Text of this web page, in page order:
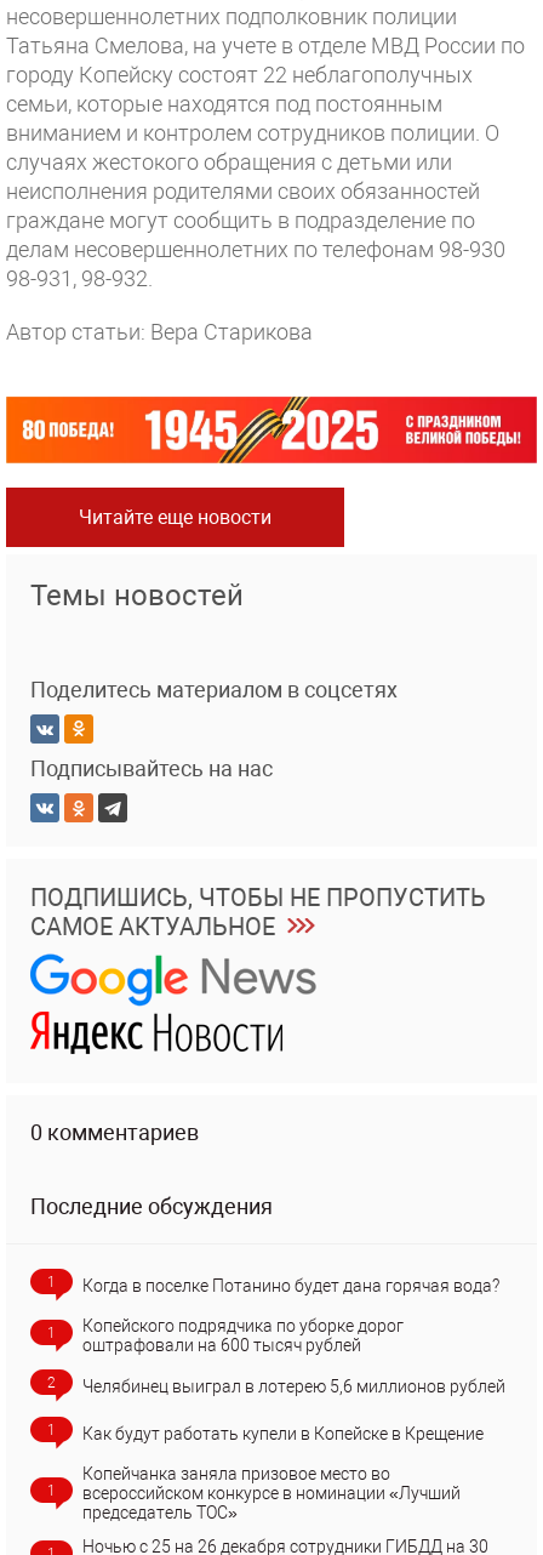
несовершеннолетних подполковник полиции
Татьяна Смелова, на учете в отделе МВД России по
городу Копейску состоят 22 неблагополучных
семьи, которые находятся под постоянным
вниманием и контролем сотрудников полиции. О
случаях жестокого обращения с детьми или
неисполнения родителями своих обязанностей
граждане могут сообщить в подразделение по
делам несовершеннолетних по телефонам 98-930
98-931, 98-932.
Автор статьи: Вера Старикова
Читайте еще новости
Темы новостей
Поделитесь материалом в соцсетях
Подписывайтесь на нас
ПОДПИШИСЬ, ЧТОБЫ НЕ ПРОПУСТИТЬ
САМОЕ АКТУАЛЬНОЕ
0 комментариев
Последние обсуждения
1 Когда в поселке Потанино будет дана горячая вода?
1
Копейского подрядчика по уборке дорог
оштрафовали на 600 тысяч рублей
2 Челябинец выиграл в лотерею 5,6 миллионов рублей
1 Как будут работать купели в Копейске в Крещение
1
Копейчанка заняла призовое место во
всероссийском конкурсе в номинации «Лучший
председатель ТОС»
Ночью с 25 на 26 декабря сотрудники ГИБДД на 30